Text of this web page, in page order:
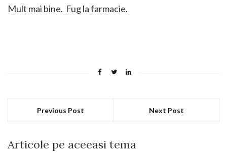
Mult mai bine. Fug la farmacie.
Previous Post Next Post
Articole pe aceeasi tema